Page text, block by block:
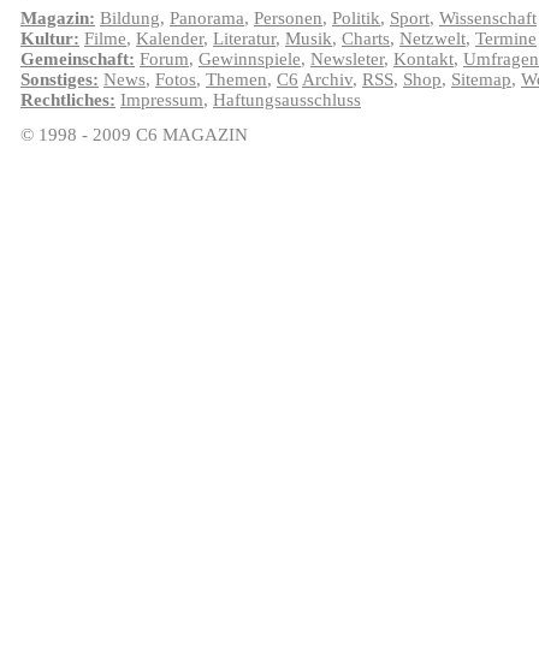
Magazin: Bildung, Panorama, Personen, Politik, Sport, Wissenschaft
Kultur: Filme, Kalender, Literatur, Musik, Charts, Netzwelt, Termine
Gemeinschaft: Forum, Gewinnspiele, Newsleter, Kontakt, Umfragen
Sonstiges: News, Fotos, Themen, C6 Archiv, RSS, Shop, Sitemap,
Rechtliches: Impressum, Haftungsausschluss
© 1998 - 2009 C6 MAGAZIN